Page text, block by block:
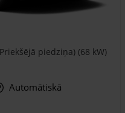
piedziņa) (68 kW)
Automātiskā